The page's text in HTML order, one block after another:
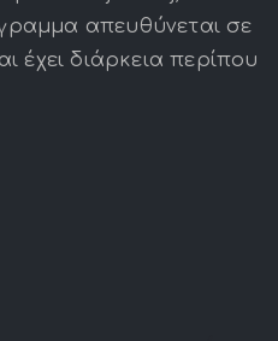
απευθύνεται σε
έχει διάρκεια περίπου